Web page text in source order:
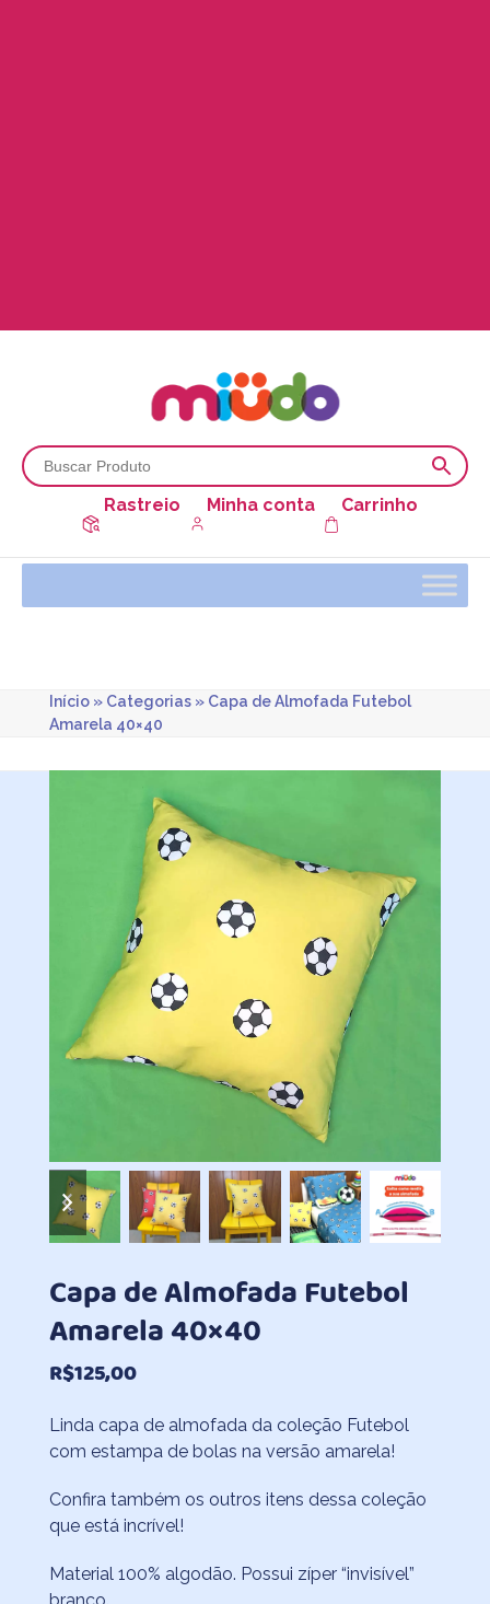
Rastreio Minha conta Carrinho
Início» Categorias» Capa de Almofada Futebol
Amarela 40×40
previous
slide
next
slide
Capa de Almofada Futebol
Amarela 40×40
R$125,00
Linda capa de almofada da coleção Futebol
com estampa de bolas na versão amarela!
Confira também os outros itens dessa coleção
que está incrível!
Material 100% algodão. Possui zíper “invisível”
branco.